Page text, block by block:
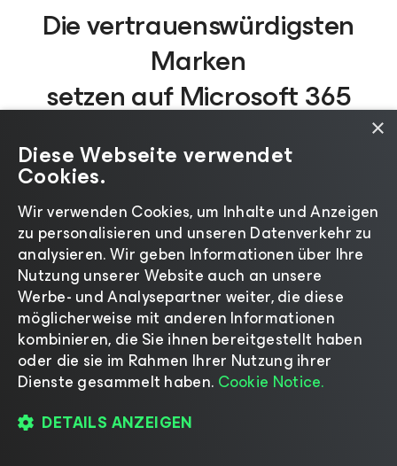
Die vertrauenswürdigsten
Marken
setzen auf Microsoft 365
×
Diese Webseite verwendet
Cookies.
Wir verwenden Cookies, um Inhalte und Anzeigen
zu personalisieren und unseren Datenverkehr zu
analysieren. Wir geben Informationen über Ihre
Nutzung unserer Website auch an unsere
Werbe- und Analysepartner weiter, die diese
möglicherweise mit anderen Informationen
kombinieren, die Sie ihnen bereitgestellt haben
oder die sie im Rahmen Ihrer Nutzung ihrer
Dienste gesammelt haben. Cookie Notice.
DETAILS ANZEIGEN